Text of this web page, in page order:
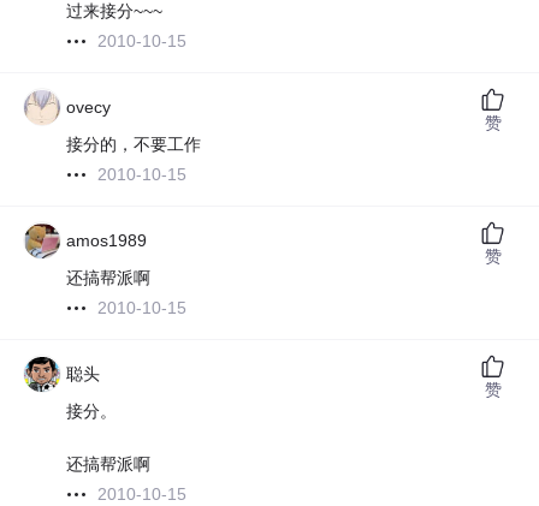
过来接分~~~
2010-10-15
ovecy
接分的，不要工作
2010-10-15
赞
amos1989
还搞帮派啊
2010-10-15
赞
聪头
接分。
还搞帮派啊
2010-10-15
赞